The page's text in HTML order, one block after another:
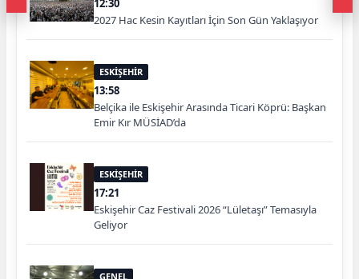
12:30
2027 Hac Kesin Kayıtları İçin Son Gün Yaklaşıyor
ESKİŞEHİR
13:58
Belçika ile Eskişehir Arasında Ticari Köprü: Başkan
Emir Kır MÜSİAD’da
ESKİŞEHİR
17:21
Eskişehir Caz Festivali 2026 “Lületaşı” Temasıyla
Geliyor
GENEL